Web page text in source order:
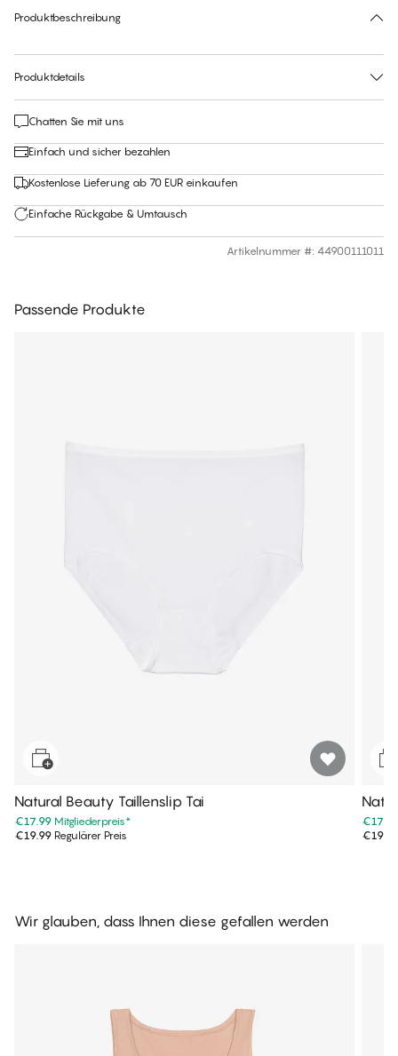
Produktbeschreibung
Produktdetails
Chatten Sie mit uns
Einfach und sicher bezahlen
Kostenlose Lieferung ab 70 EUR einkaufen
Einfache Rückgabe & Umtausch
Artikelnummer #: 44900111011
Passende Produkte
Natural Beauty Taillenslip Tai
€17.99 Mitgliederpreis*
€19.99 Regulärer Preis
€17.99
€19.99
Wir glauben, dass Ihnen diese gefallen werden